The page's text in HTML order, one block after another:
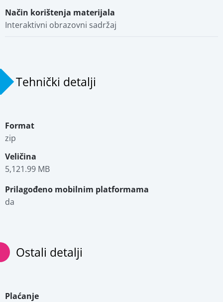
Način korištenja materijala
Interaktivni obrazovni sadržaj
Tehnički detalji
Format
zip
Veličina
5,121.99 MB
Prilagođeno mobilnim platformama
da
Ostali detalji
Plaćanje